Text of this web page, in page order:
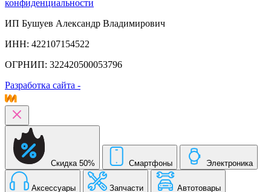
конфиденциальности
ИП Бушуев Александр Владимирович
ИНН: 422107154522
ОГРНИП: 322420500053796
Разработка сайта -
Скидка 50% Смартфоны Электроника
Аксессуары Запчасти Автотовары